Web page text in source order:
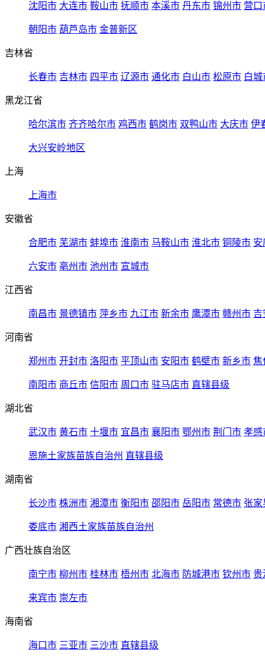
沈阳市 大连市 鞍山市 抚顺市 本溪市 丹东市 锦州市 营口
朝阳市 葫芦岛市 金普新区
吉林省
长春市 吉林市 四平市 辽源市 通化市 白山市 松原市 白城
黑龙江省
哈尔滨市 齐齐哈尔市 鸡西市 鹤岗市 双鸭山市 大庆市 伊
大兴安岭地区
上海
上海市
安徽省
合肥市 芜湖市 蚌埠市 淮南市 马鞍山市 淮北市 铜陵市 安
六安市 亳州市 池州市 宣城市
江西省
南昌市 景德镇市 萍乡市 九江市 新余市 鹰潭市 赣州市 吉
河南省
郑州市 开封市 洛阳市 平顶山市 安阳市 鹤壁市 新乡市 焦
南阳市 商丘市 信阳市 周口市 驻马店市 直辖县级
湖北省
武汉市 黄石市 十堰市 宜昌市 襄阳市 鄂州市 荆门市 孝感
恩施土家族苗族自治州 直辖县级
湖南省
长沙市 株洲市 湘潭市 衡阳市 邵阳市 岳阳市 常德市 张家
娄底市 湘西土家族苗族自治州
广西壮族自治区
南宁市 柳州市 桂林市 梧州市 北海市 防城港市 钦州市 贵
来宾市 崇左市
海南省
海口市 三亚市 三沙市 直辖县级